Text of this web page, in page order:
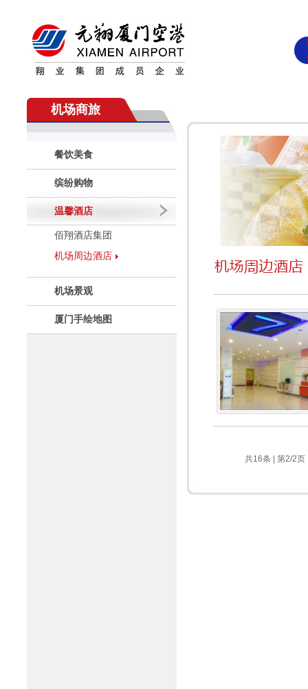
机场商旅
餐饮美食
缤纷购物
温馨酒店
佰翔酒店集团
机场周边酒店
机场景观
厦门手绘地图
共16条 | 第2/2页